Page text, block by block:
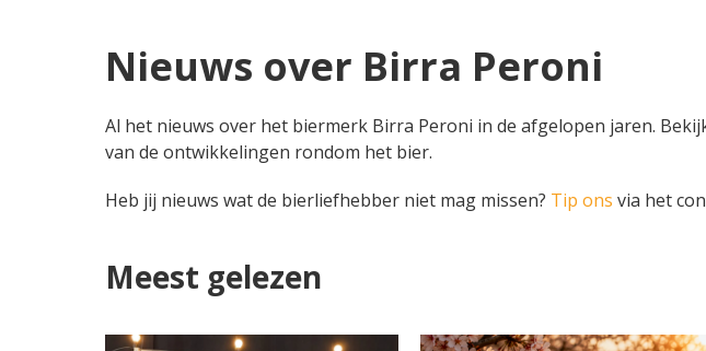
Nieuws over Birra Peroni
Al het nieuws over het biermerk Birra Peroni in de afgelopen jaren.
van de ontwikkelingen rondom het bier.
Heb jij nieuws wat de bierliefhebber niet mag missen? Tip ons via het
Meest gelezen